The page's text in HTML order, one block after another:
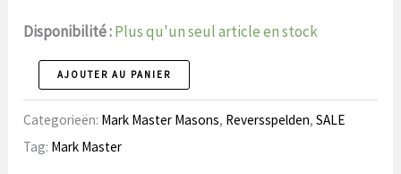
€.
€.
Disponibilité :Plus qu'un seul article en stock
Broche
35
Mark
Master
AJOUTER AU PANIER
Categorieën: Mark Master Masons, Reversspelden,SALE
Tag: Mark Master